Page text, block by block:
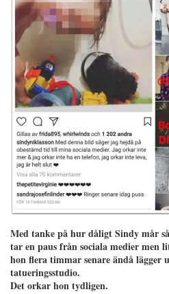
Med tanke på hur dåligt Sindy mår
tar en paus från sociala medier men
hon flera timmar senare ändå lägger
tatueringsstudio.
Det orkar hon tydligen.